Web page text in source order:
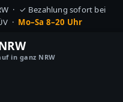
· ✓ Bezahlung sofort bei
· Mo–Sa 8–20 Uhr
in ganz NRW